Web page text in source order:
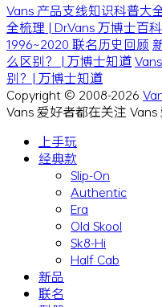
Vans 产品支线知识科普大
全梳理 | Dr.Vans 万博士百科
1996~2020 联名历史回顾
么区别？ | 万博士知道
别？| 万博士知道
Copyright © 2008-2026
Vans 爱好者都在关注 Vans
上手玩
经典款
Slip-On
Authentic
Era
Old Skool
Sk8-Hi
Half Cab
新品
联名